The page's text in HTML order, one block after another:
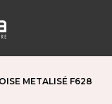
METALISÉ F628